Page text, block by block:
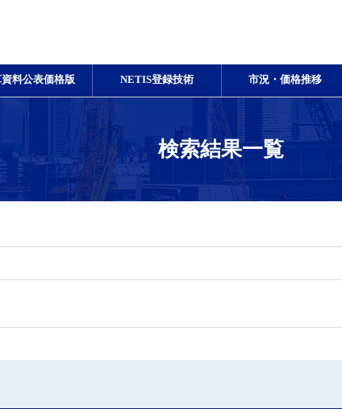
料公表価格版 NETIS登録技術 市況・価格推移
検索結果一覧